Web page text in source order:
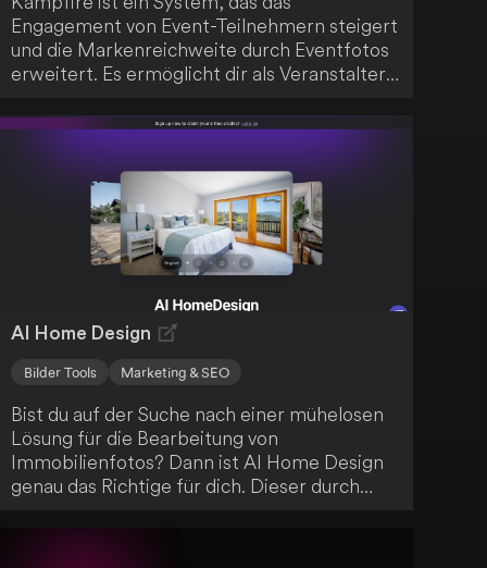
Engagement von Event-Teilnehmern steigert
und die Markenreichweite durch Eventfotos
erweitert. Es ermöglicht dir als Veranstalter
Fotoalben mithilfe von sicherer KI
unkompliziert zu teilen. Sobald die
Teilnehmer ihr persönliches Album sehen,
erhöht sich deren Aufnahmebereitschaft,
was Sponsoren erlaubt, durch
zugeschnittene Werbung und direkte
Handlungsaufforderungen gezielt mit dem
AI Home Design
Bilder Tools Marketing & SEO
Bist du auf der Suche nach einer mühelosen
Lösung für die Bearbeitung von
Immobilienfotos? Dann ist AI Home Design
genau das Richtige für dich. Dieser durch